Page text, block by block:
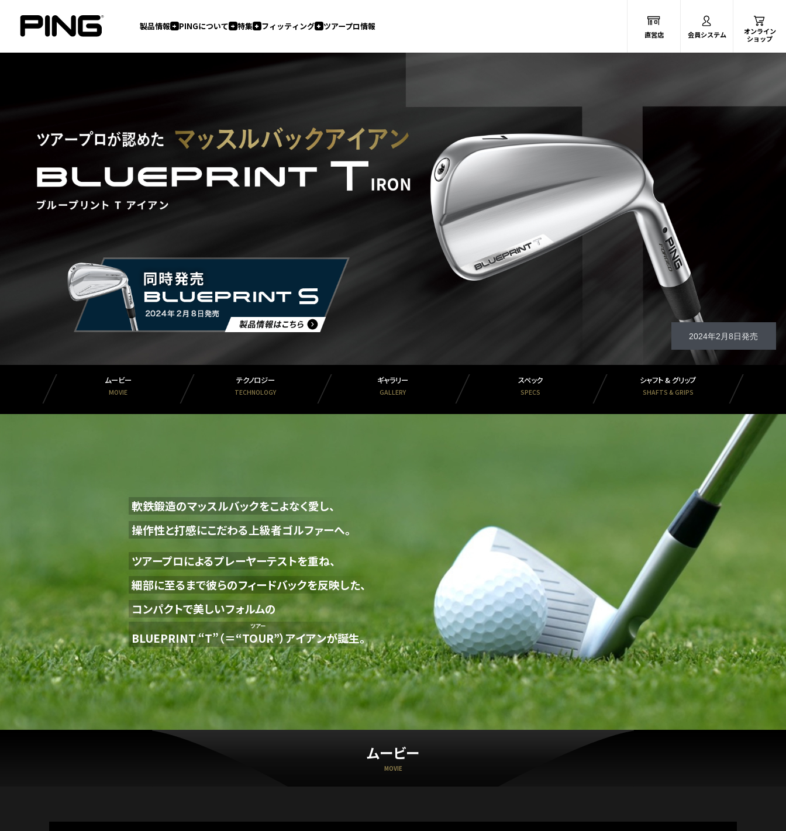
製品情報 PINGについて 特集 フィッティング ツアープロ情報
直営店 会員システム
オンライン
ショップ
2024年2月8日発売
ムービー
MOVIE
テクノロジー
TECHNOLOGY
ギャラリー
GALLERY
スペック
SPECS
シャフト & グリップ
SHAFTS & GRIPS
軟鉄鍛造のマッスルバックをこよなく愛し、
操作性と打感にこだわる上級者ゴルファーへ。
ツアープロによるプレーヤーテストを重ね、
細部に至るまで彼らのフィードバックを反映した、
コンパクトで美しいフォルムの
BLUEPRINT “T”（＝“TOUR
ツアー
”）アイアンが誕生。
ムービー
MOVIE